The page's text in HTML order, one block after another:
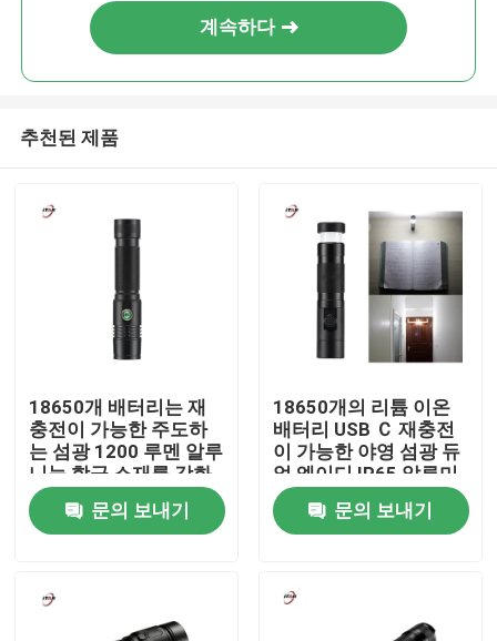
집
제품
비디오
계속하다
추천된 제품
18650개 배터리는 재
충전이 가능한 주도하
는 섬광 1200 루멘 알루
니늄 합금 소재를 강화
했습니다
문의 보내기
18650개의 리튬 이온
배터리 USB Ｃ 재충전
이 가능한 야영 섬광 듀
얼 엘이디 IP65 알루미
늄
문의 보내기